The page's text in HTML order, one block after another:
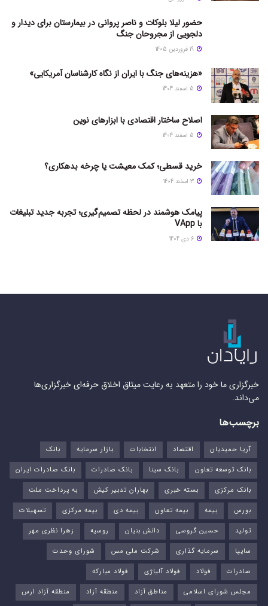
حضور لیلا بلوکات و ناصر پروانی در بیمارستان برای دیدار و
دلجویی از مجروحان جنگ
«هزینه‌های جنگ با ایران از نگاه کارشناسان آمریکایی»
اصلاح ساختار اقتصادی با ابزارهای نوین
خرید قسطی؛ کمک معیشت یا چرخه بدهکاری؟
پیامک هوشمند در لحظه تصمیم‌گیری؛ تجربه جدید تبلیغات
با VApp
خبرگزاری ما خود را متعهد به رعایت میثاق اخلاق حرفه‌ای خبرگزاری‌ها
می‌داند.
برچسب‌ها
آریا حمیدیان اقتصاد انتخابات بازار سرمایه
بانک
بانک توسعه تعاون
بانک سینا بانک صادرات
بانک صادرات ایران
بانک مرکزی
بسته خبری بهاران تدبیر کیش
به پرداخت ملت
بورس‌
بیمه بیمه تعاون بیمه دی بیمه مرکزی
تسهیلات
تولید
حسین گروسی دانش بنیان روسیه
زهرا نظری مهر
سایپا
سرمایه گذاری شرکت ملی مس
شورای وحدت
صادرات
فولاد فولاد آلیاژی
فولاد مبارکه
مجلس شورای اسلامی
مناطق آزاد منطقه آزاد منطقه آزاد ارس